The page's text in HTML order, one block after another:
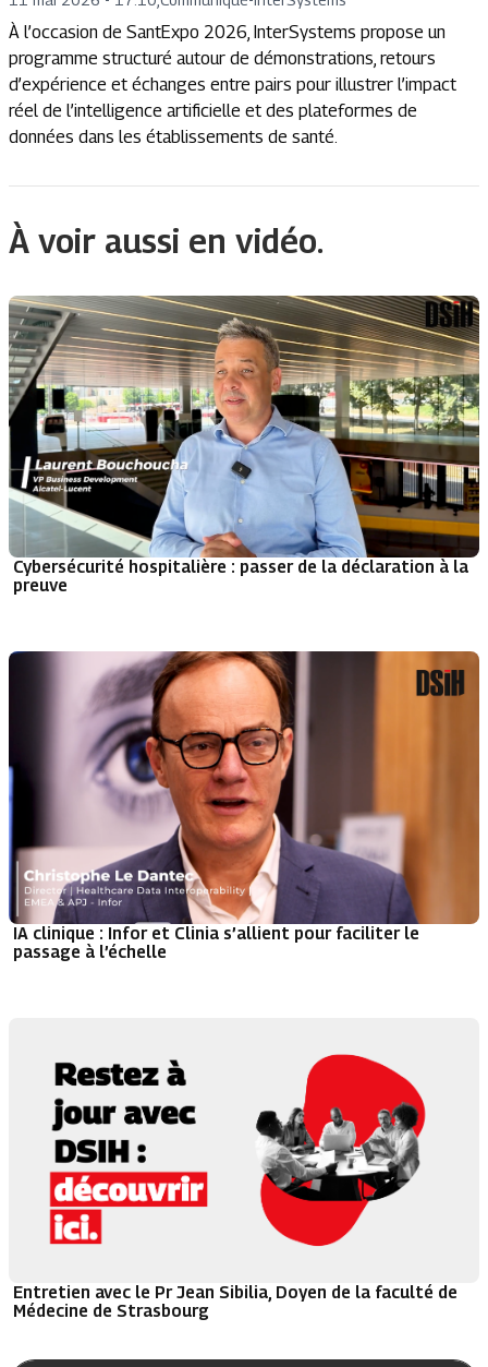
À l’occasion de SantExpo 2026, InterSystems propose un
programme structuré autour de démonstrations, retours
d’expérience et échanges entre pairs pour illustrer l’impact
réel de l’intelligence artificielle et des plateformes de
données dans les établissements de santé.
À voir aussi en vidéo.
Cybersécurité hospitalière : passer de la déclaration à la
preuve
IA clinique : Infor et Clinia s’allient pour faciliter le
passage à l’échelle
Entretien avec le Pr Jean Sibilia, Doyen de la faculté de
Médecine de Strasbourg